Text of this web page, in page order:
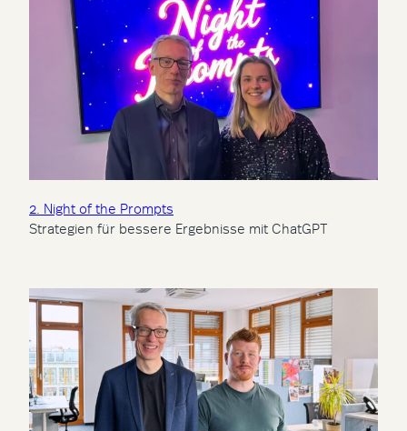
2. Night of the Prompts
Strategien für bessere Ergebnisse mit ChatGPT